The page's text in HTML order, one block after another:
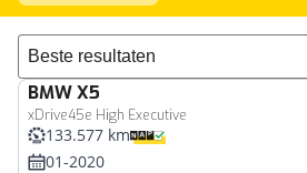
Sorteer resultaten
BMWX5
xDrive45e High Executive
133.577 km
01-2020